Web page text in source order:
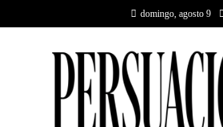
domingo, agosto 9